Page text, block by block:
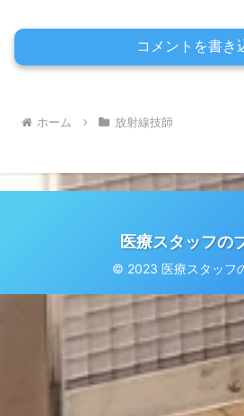
コメントを書き
ホーム 放射線技師
医療スタッフの
© 2023 医療スタッフ